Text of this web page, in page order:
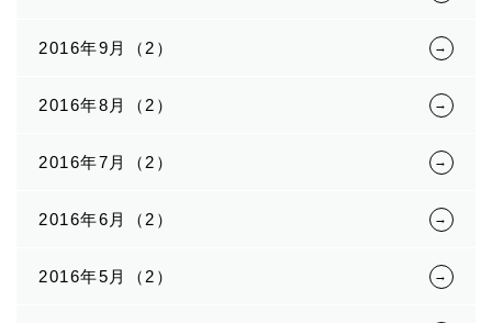
2016年9月（2）
2016年8月（2）
2016年7月（2）
2016年6月（2）
2016年5月（2）